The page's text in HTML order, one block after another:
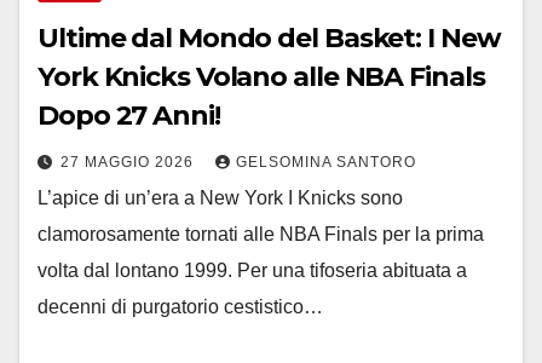
Ultime dal Mondo del Basket: I New
York Knicks Volano alle NBA Finals
Dopo 27 Anni!
27 MAGGIO 2026 GELSOMINA SANTORO
L’apice di un’era a New York I Knicks sono
clamorosamente tornati alle NBA Finals per la prima
volta dal lontano 1999. Per una tifoseria abituata a
decenni di purgatorio cestistico…